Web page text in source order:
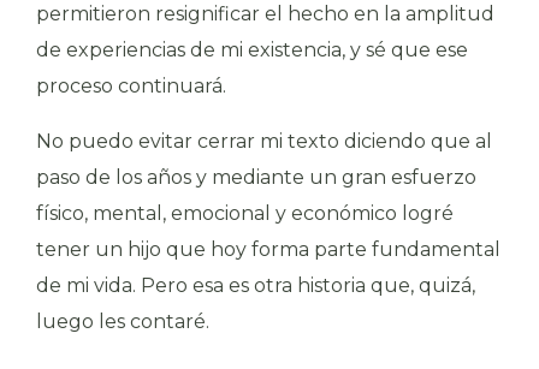
permitieron resignificar el hecho en la amplitud
de experiencias de mi existencia, y sé que ese
proceso continuará.
No puedo evitar cerrar mi texto diciendo que al
paso de los años y mediante un gran esfuerzo
físico, mental, emocional y económico logré
tener un hijo que hoy forma parte fundamental
de mi vida. Pero esa es otra historia que, quizá,
luego les contaré.